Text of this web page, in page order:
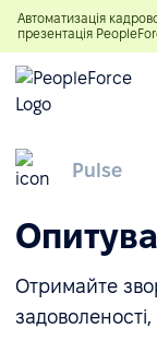
Автоматизація
презентація
Pulse
Отримайте